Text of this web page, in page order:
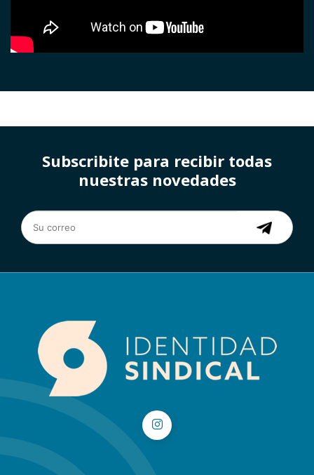
Subscribite para recibir todas
nuestras novedades